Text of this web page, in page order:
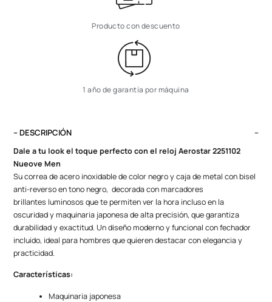
Producto con descuento
1 año de garantía por máquina
– DESCRIPCIÓN
Dale a tu look el toque perfecto con el reloj Aerostar 2251102
Nueove Men
Su correa de acero inoxidable de color negro y caja de metal con bisel
anti-reverso en tono negro, decorada con marcadores
brillantes luminosos que te permiten ver la hora incluso en la
oscuridad ymaquinaria japonesa de alta precisión, que garantiza
durabilidad y exactitud. Un diseño moderno y funcional con fechador
incluido, ideal para hombres que quieren destacar con elegancia y
practicidad.
Características:
Maquinaria japonesa